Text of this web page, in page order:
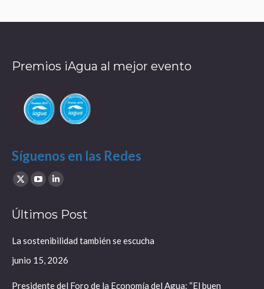
Premios iAgua al mejor evento
Síguenos en las Redes
Find us on:
X
opens
window
YouTube
opens
window
Linkedin
opens
window
Últimos Post
La sostenibilidad también se escucha
junio 15, 2026
Presidente del Foro de la Economía del Agua: “El buen